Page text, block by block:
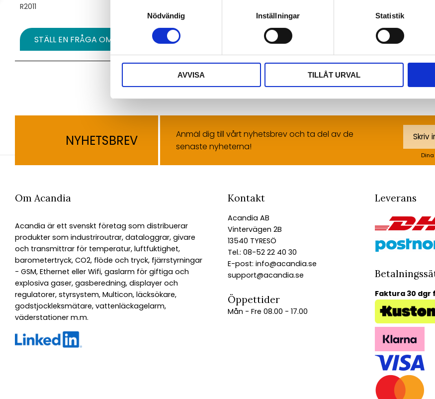
Nödvändig
Inställningar Statistik
AVVISA TILLÅT URVAL
R2011
STÄLL EN FRÅGA OM PRODUKTEN
Bli den första att
NYHETSBREV
Anmäl dig till vårt nyhetsbrev och ta del av de
senaste nyheterna!
Om Acandia
Acandia är ett svenskt företag som distribuerar
produkter som industriroutrar, dataloggrar, givare
och transmittrar för temperatur, luftfuktighet,
barometertryck, CO2, flöde och tryck, fjärrstyrningar
- GSM, Ethernet eller Wifi, gaslarm för giftiga och
explosiva gaser, gasberedning, displayer och
regulatorer, styrsystem, Multicon, läcksökare,
godstjockleksmätare, vattenläckagelarm,
väderstationer m.m.
Kontakt
Acandia AB
Vintervägen 2B
13540 TYRESÖ
Tel.: 08-52 22 40 30
E-post: info@acandia.se
support@acandia.se
Öppettider
Mån - Fre 08.00 - 17.00
Leverans
Faktura 30